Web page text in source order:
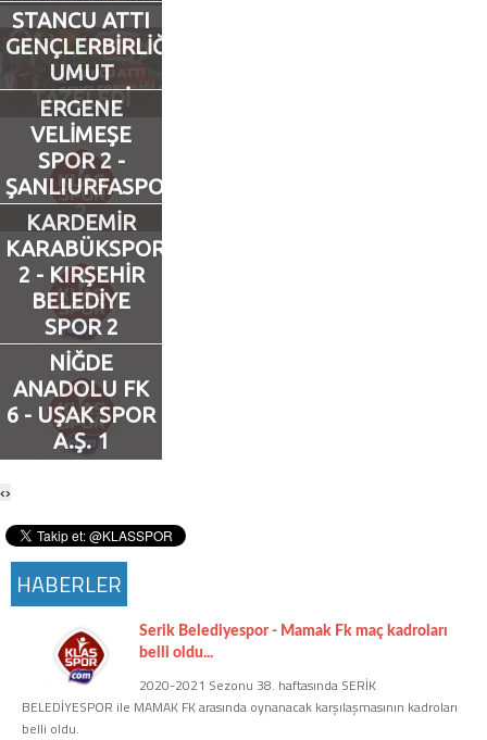
Futbol
Basketbol
Voleybol
Hentbol
Bisiklet
Diğer Sporlar
Sosyal Medya
Facebook
Google Plus
Instagram
Hakkımızda
STANCU ATTI
GENÇLERBİRLİĞİ
UMUT
TAZELEDİ
ERGENE
VELİMEŞE
SPOR 2 -
ŞANLIURFASPOR
2
KARDEMİR
KARABÜKSPOR
2 - KIRŞEHİR
BELEDİYE
SPOR 2
NİĞDE
ANADOLU FK
6 - UŞAK SPOR
A.Ş. 1
‹›
HABERLER
Serik Belediyespor - Mamak Fk maç kadroları
belli oldu...
2020-2021 Sezonu 38. haftasında SERİK
BELEDİYESPOR ile MAMAK FK arasında oynanacak karşılaşmasının kadroları
belli oldu.